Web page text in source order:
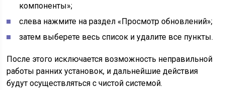
компоненты»;
слева нажмите на раздел «Просмотр обновлений»;
затем выберете весь список и удалите все пункты.
После этого исключается возможность неправильной
работы ранних установок, и дальнейшие действия
будут осуществляться с чистой системой.